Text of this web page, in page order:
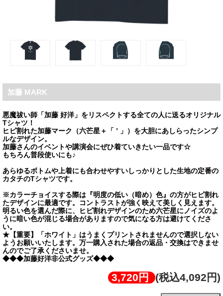
加藤 MARK
悪魔祓い師「加藤 好洋」をリスペクトする全ての人に送るオリジナル
Tシャツ！
ヒビ割れた加藤マーク（六芒星＋「 ’ 」）を大胆にあしらったシンプ
ルなデザイン。
加藤さんのイベントや講演会にぜひ着ていきたい一品です☆
もちろん普段使いにも♪
あらゆるボトムや上着にも合わせやすいしっかりとした生地の定番の
カタチのTシャツです。
※カラーチョイスする際は『明度の低い（暗め）色』の方がヒビ割れ
たデザインに最適です。コントラストが強く映えて美しく見えます。
明るい色を選んだ際に、ヒビ割れデザインのため六芒星にノイズのよ
うに暗い色が混じる場合がありますので気になる方は避けてくださ
い。
★【重要】「ホワイト」はうまくプリントされませんので選択しない
ようお願いいたします。万一購入された場合の返品・交換はできませ
んのでご了承くださいませ。
◆◆◆加藤好洋非公式グッズ◆◆◆
3,720円 (税込4,092円)